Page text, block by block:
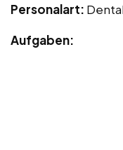
Personalart:
Aufgaben: